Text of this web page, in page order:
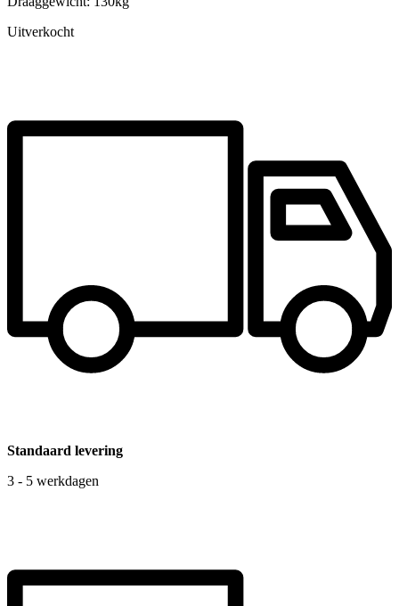
Uitverkocht
Standaard levering
3 - 5 werkdagen